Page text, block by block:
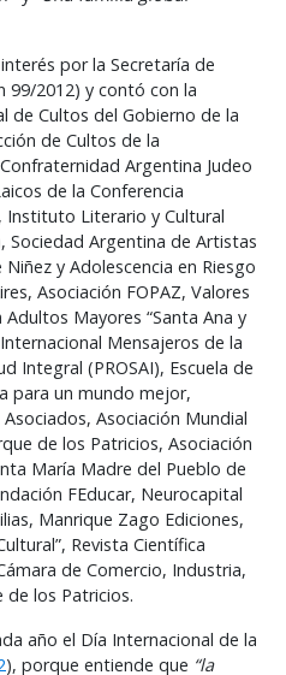
por la Secretaría de
99/2012) y contó con la
de Cultos del Gobierno de la
de Cultos de la
Argentina Judeo
de la Conferencia
Instituto Literario y Cultural
Sociedad Argentina de Artistas
y Adolescencia en Riesgo
Asociación FOPAZ, Valores
Mayores “Santa Ana y
Mensajeros de la
Integral (PROSAI), Escuela de
para un mundo mejor,
Asociación Mundial
de los Patricios, Asociación
María Madre del Pueblo de
FEducar, Neurocapital
Manrique Zago Ediciones,
Revista Científica
de Comercio, Industria,
de los Patricios.
año el Día Internacional de la
), porque entiende que “la